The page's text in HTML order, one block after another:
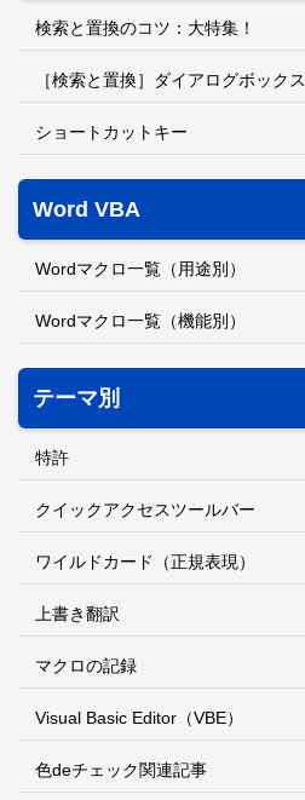
検索と置換のコツ：大特集！
［検索と置換］ダイアログボックス
ショートカットキー
Word VBA
Wordマクロ一覧（用途別）
Wordマクロ一覧（機能別）
テーマ別
特許
クイックアクセスツールバー
ワイルドカード（正規表現）
上書き翻訳
マクロの記録
Visual Basic Editor（VBE）
色deチェック関連記事